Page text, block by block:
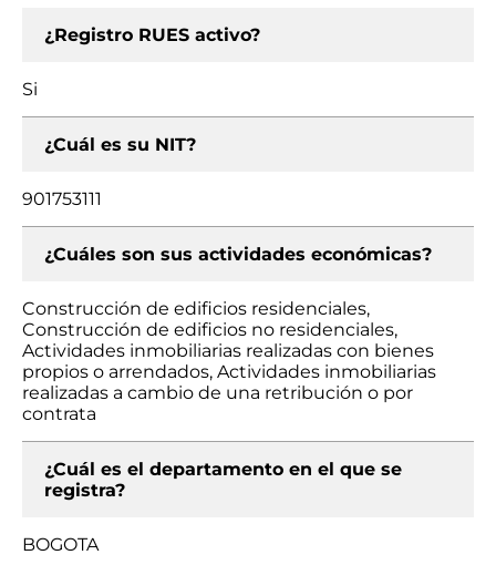
¿Registro RUES activo?
Si
¿Cuál es su NIT?
901753111
¿Cuáles son sus actividades económicas?
Construcción de edificios residenciales,
Construcción de edificios no residenciales,
Actividades inmobiliarias realizadas con bienes
propios o arrendados, Actividades inmobiliarias
realizadas a cambio de una retribución o por
contrata
¿Cuál es el departamento en el que se
registra?
BOGOTA